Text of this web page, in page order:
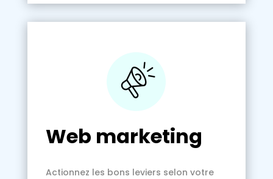
Web marketing
Actionnez les bons leviers selon votre